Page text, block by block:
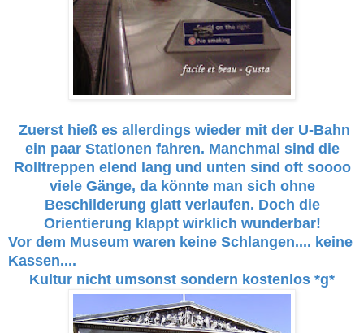
Zuerst hieß es allerdings wieder mit der U-Bahn
ein paar Stationen fahren. Manchmal sind die
Rolltreppen elend lang und unten sind oft soooo
viele Gänge, da könnte man sich ohne
Beschilderung glatt verlaufen. Doch die
Orientierung klappt wirklich wunderbar!
Vor dem Museum waren keine Schlangen.... keine
Kassen....
Kultur nicht umsonst sondern kostenlos *g*